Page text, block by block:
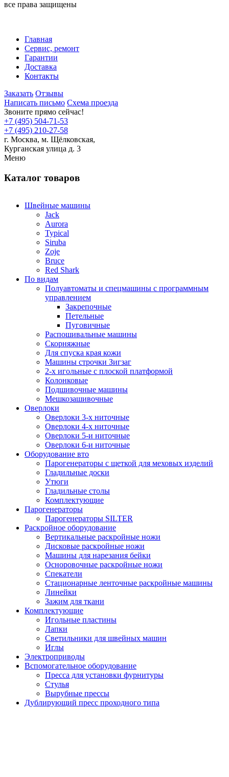
все права защищены
Главная
Сервис, ремонт
Гарантии
Доставка
Контакты
Заказать Отзывы
Написать письмо Схема проезда
Звоните прямо сейчас!
+7 (495) 504-71-53
+7 (495) 210-27-58
г. Москва, м. Щёлковская,
Курганская улица д. 3
Меню
Каталог товаров
Швейные машины
Jack
Aurora
Typical
Siruba
Zoje
Bruce
Red Shark
По видам
Полуавтоматы и спецмашины с программным
управлением
Закрепочные
Петельные
Пуговичные
Распошивальные машины
Скорняжные
Для спуска края кожи
Машины строчки Зигзаг
2-х игольные с плоской платформой
Колонковые
Подшивочные машины
Мешкозашивочные
Оверлоки
Оверлоки 3-х ниточные
Оверлоки 4-х ниточные
Оверлоки 5-и ниточные
Оверлоки 6-и ниточные
Оборудование вто
Парогенераторы с щеткой для меховых изделий
Гладильные доски
Утюги
Гладильные столы
Комплектующие
Парогенераторы
Парогенераторы SILTER
Раскройное оборудование
Вертикальные раскройные ножи
Дисковые раскройные ножи
Машины для нарезания бейки
Осноровочные раскройные ножи
Спекатели
Стационарные ленточные раскройные машины
Линейки
Зажим для ткани
Комплектующие
Игольные пластины
Лапки
Светильники для швейных машин
Иглы
Электроприводы
Вспомогательное оборудование
Пресса для установки фурнитуры
Стулья
Вырубные прессы
Дублирующий пресс проходного типа